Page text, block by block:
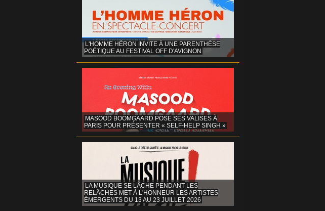
L'HOMME HÉRON INVITE À UNE PARENTHÈSE
POÉTIQUE AU FESTIVAL OFF D'AVIGNON
MASOOD BOOMGAARD POSE SES VALISES À
PARIS POUR PRÉSENTER « SELF-HELP SINGH »
LA MUSIQUE SE LÂCHE PENDANT LES
RELÂCHES MET À L'HONNEUR LES ARTISTES
ÉMERGENTS DU 13 AU 23 JUILLET 2026